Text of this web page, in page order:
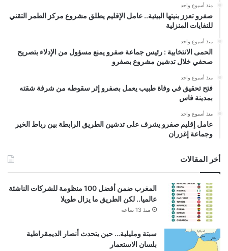
منذ أسبوع واحد
صفرو تعزز بنيتها البيئية.. عامل الإقليم يطلق مشروع مركز الطمر التقني
للنفايات المنزلية
منذ أسبوع واحد
الحمى الانتخابية : رئيس جماعة صفرو يمنع مسؤول من الإدلاء بتصريح
صحفي خلال تدشين مشروع بصفرو
منذ أسبوع واحد
فتح تحقيق في وفاة طبيب يعمل بصفرو إثر سقوطه من شرفة شقته
بمدينة فاس
منذ أسبوع واحد
عامل إقليم صفرو يشرف على تدشين الطريق الرابطة بين رباط الخير
وجماعة إغزران
أخر المقالات
المغرب ضمن أفضل 100 منظومة للشركات الناشئة
عالميا.. لكن الطريق ما يزال طويلا
منذ 13 ساعة
سبتة ومليلية… حين يتحدث أنصار الديمقراطية
بلسان الاستعمار